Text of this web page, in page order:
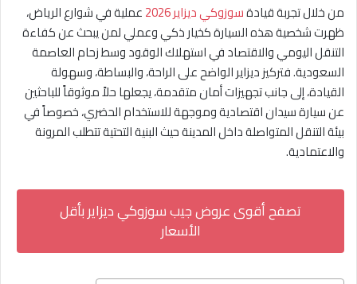
من خلال تجربة قيادةسوزوكي ديزاير 2026
عملية في شوارع الرياض،
ظهرت شخصية هذه السيارة كخيار ذكي وعملي لمن يبحث عن كفاءة
التنقل اليومي والاقتصاد في استهلاك الوقود وسط زحام العاصمة
السعودية. فتركيز ديزاير الواضح على الراحة، والبساطة، وسهولة
القيادة، إلى جانب تجهيزات أمان متقدمة، يجعلها حلاً موثوقاً للباحثين
عن سيارة سيدان اقتصادية وموجهة للاستخدام الحضري، خصوصاً في
بيئة التنقل المتواصلة داخل المدينة حيث البنية التحتية تتطلب المرونة
والاعتمادية.
تصفح أقوى عروض جيب سوزوكي ديزاير بأقل
الأسعار